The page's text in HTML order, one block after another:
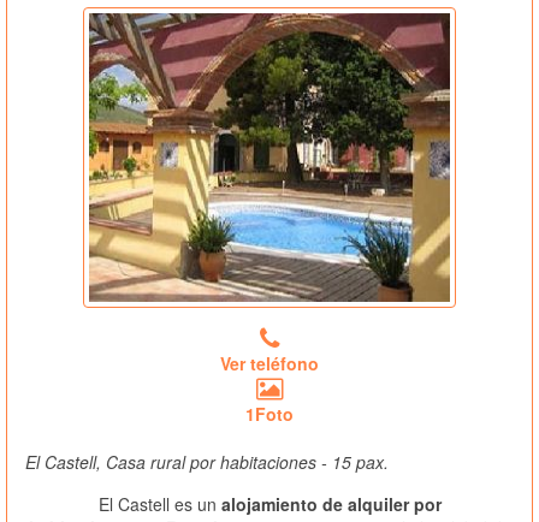
Ver teléfono
1Foto
El Castell, Casa rural por habitaciones - 15 pax.
El Castell es un alojamiento de alquiler por